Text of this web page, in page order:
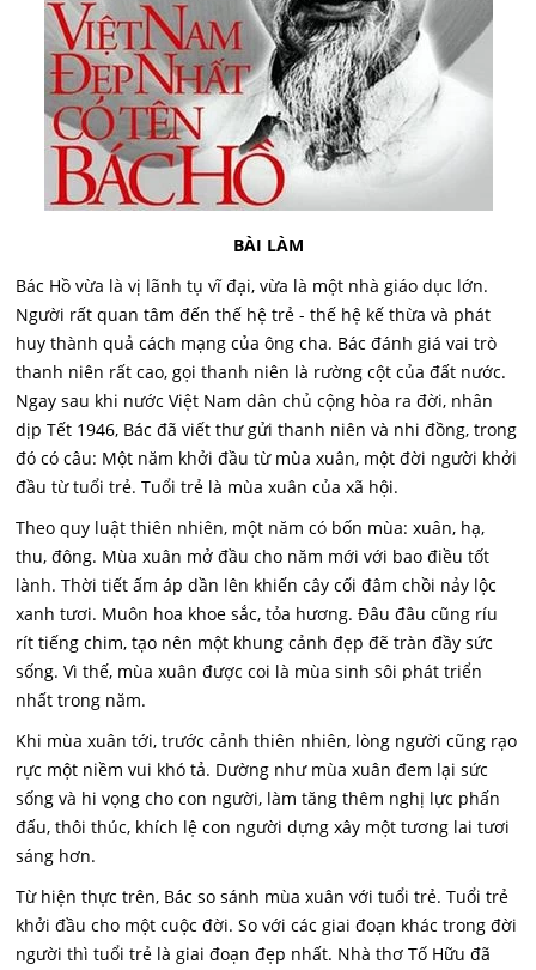
BÀI LÀM
Bác Hồ vừa là vị lãnh tụ vĩ đại, vừa là một nhà giáo dục lớn.
Người rất quan tâm đến thế hệ trẻ - thế hệ kế thừa và phát
huy thành quả cách mạng của ông cha. Bác đánh giá vai trò
thanh niên rất cao, gọi thanh niên là rường cột của đất nước.
Ngay sau khi nước Việt Nam dân chủ cộng hòa ra đời, nhân
dịp Tết 1946, Bác đã viết thư gửi thanh niên và nhi đồng, trong
đó có câu: Một năm khởi đầu từ mùa xuân, một đời người khởi
đầu từ tuổi trẻ. Tuổi trẻ là mùa xuân của xã hội.
Theo quy luật thiên nhiên, một năm có bốn mùa: xuân, hạ,
thu, đông. Mùa xuân mở đầu cho năm mới với bao điều tốt
lành. Thời tiết ấm áp dần lên khiến cây cối đâm chồi nảy lộc
xanh tươi. Muôn hoa khoe sắc, tỏa hương. Đâu đâu cũng ríu
rít tiếng chim, tạo nên một khung cảnh đẹp đẽ tràn đầy sức
sống. Vì thế, mùa xuân được coi là mùa sinh sôi phát triển
nhất trong năm.
Khi mùa xuân tới, trước cảnh thiên nhiên, lòng người cũng rạo
rực một niềm vui khó tả. Dường như mùa xuân đem lại sức
sống và hi vọng cho con người, làm tăng thêm nghị lực phấn
đấu, thôi thúc, khích lệ con người dựng xây một tương lai tươi
sáng hơn.
Từ hiện thực trên, Bác so sánh mùa xuân với tuổi trẻ. Tuổi trẻ
khởi đầu cho một cuộc đời. So với các giai đoạn khác trong đời
người thì tuổi trẻ là giai đoạn đẹp nhất. Nhà thơ Tố Hữu đã